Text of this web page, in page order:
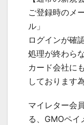
ご登録時のメ
ル」
ログインが確
処理が終わら
カード会社に
しております
マイレター会
る、GMOペイ